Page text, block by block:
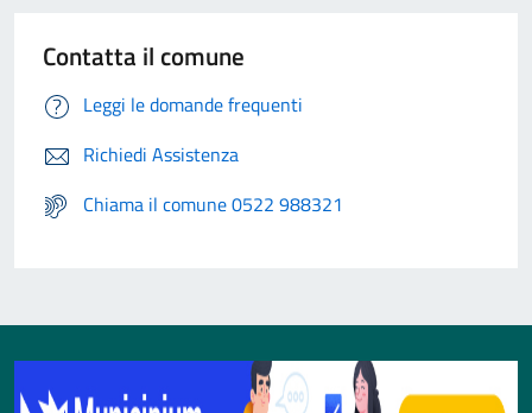
Contatta il comune
Leggi le domande frequenti
Richiedi Assistenza
Chiama il comune 0522 988321